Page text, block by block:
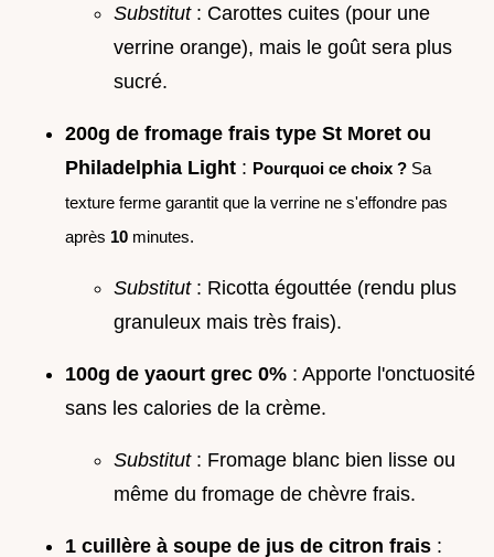
Substitut: Carottes cuites (pour une
verrine orange), mais le goût sera plus
sucré.
200g de fromage frais type St Moret ou
Philadelphia Light : Pourquoi ce choix ? Sa
texture ferme garantit que la verrine ne s'effondre pas
après 10 minutes.
Substitut: Ricotta égouttée (rendu plus
granuleux mais très frais).
100g de yaourt grec 0% : Apporte l'onctuosité
sans les calories de la crème.
Substitut: Fromage blanc bien lisse ou
même du fromage de chèvre frais.
1 cuillère à soupe de jus de citron frais :